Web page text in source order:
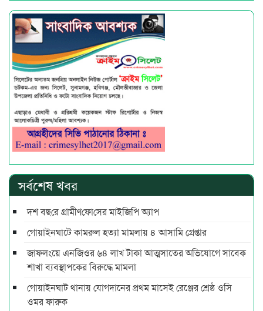
সর্বশেষ খবর
দশ বছ‌রে গ্রামীণ‌ফো‌সের মাইজিপি অ্যাপ
গোয়াইনঘাটে কামরুল হত্যা মামলায় ৪ আসামি গ্রেপ্তার
জাফলংয়ে এনজিওর ৬৪ লাখ টাকা আত্মসাতের অভিযোগে সাবেক
শাখা ব্যবস্থাপকের বিরুদ্ধে মামলা
গোয়াইনঘাট থানায় যোগদানের প্রথম মাসেই রেঞ্জের শ্রেষ্ঠ ওসি
ওমর ফারুক